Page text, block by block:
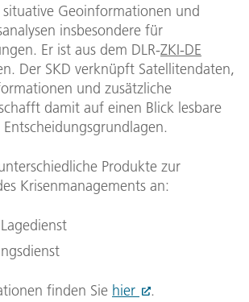
situative Geoinformationen und
insbesondere für
Er ist aus dem DLR-ZKI-DE
Der SKD verknüpft Satellitendaten,
und zusätzliche
damit auf einen Blick lesbare
Produkte zur
Krisenmanagements an:
finden Sie hier .